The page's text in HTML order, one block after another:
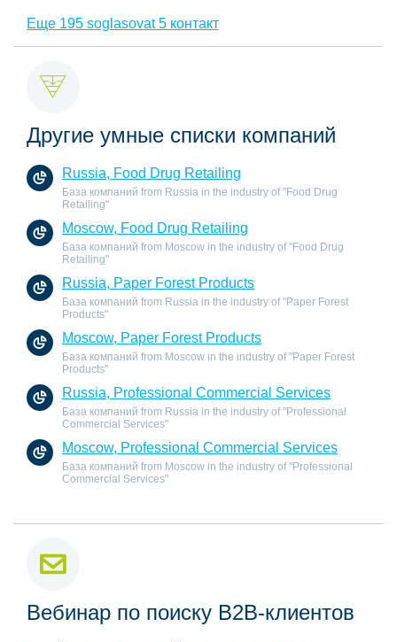
Еще 195 soglasovat 5 контакт
Другие умные списки компаний
Russia, Food Drug Retailing
База компаний from Russia in the industry of "Food Drug
Retailing"
Moscow, Food Drug Retailing
База компаний from Moscow in the industry of "Food Drug
Retailing"
Russia, Paper Forest Products
База компаний from Russia in the industry of "Paper Forest
Products"
Moscow, Paper Forest Products
База компаний from Moscow in the industry of "Paper Forest
Products"
Russia, Professional Commercial Services
База компаний from Russia in the industry of "Professional
Commercial Services"
Moscow, Professional Commercial Services
База компаний from Moscow in the industry of "Professional
Commercial Services"
Вебинар по поиску B2B-клиентов